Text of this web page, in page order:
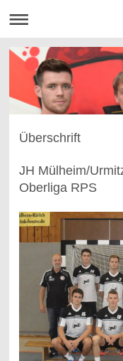
Überschrift
JH Mülheim/
Oberliga RPS